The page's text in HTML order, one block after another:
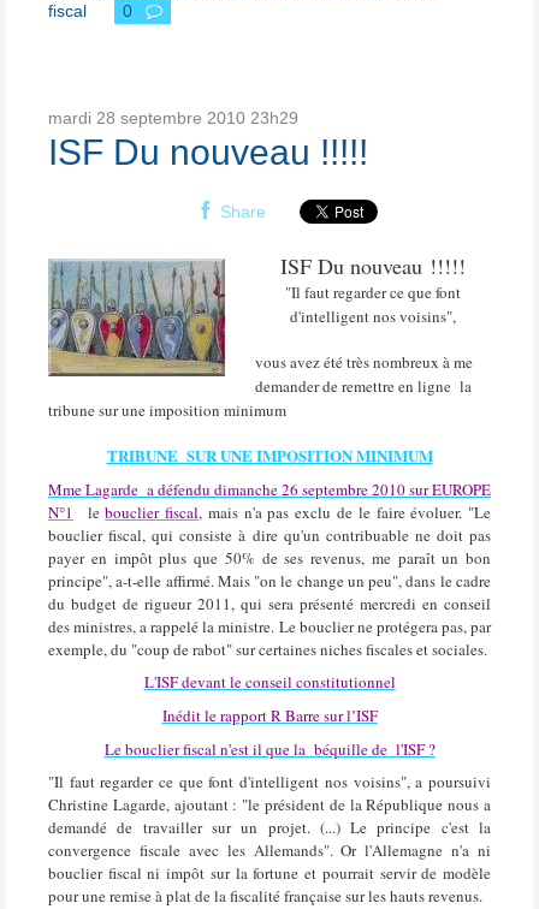
fiscal
0
mardi 28 septembre 2010 23h29
ISF Du nouveau !!!!!
Share
ISF Du nouveau !!!!!
"Il faut regarder ce que font
d'intelligent nos voisins",
vous avez été très nombreux à me
demander de remettre en ligne la
tribune sur une imposition minimum
TRIBUNE SUR UNE IMPOSITION MINIMUM
Mme Lagarde a défendu dimanche 26 septembre 2010 sur EUROPE
N°1
lebouclier fiscal, mais n'a pas exclu de le faire évoluer. "Le
bouclier fiscal, qui consiste à dire qu'un contribuable ne doit pas
payer en impôt plus que 50% de ses revenus, me paraît un bon
principe", a-t-elle affirmé. Mais "on le change un peu", dans le cadre
du budget de rigueur 2011, qui sera présenté mercredi en conseil
des ministres, a rappelé la ministre. Le bouclier ne protégera pas, par
exemple, du "coup de rabot" sur certaines niches fiscales et sociales.
L'ISF devant le conseil constitutionnel
Inédit le rapport R Barre sur l’ISF
Le bouclier fiscal n'est il que la béquille de l'ISF ?
"Il faut regarder ce que font d'intelligent nos voisins", a poursuivi
Christine Lagarde, ajoutant : "le président de la République nous a
demandé de travailler sur un projet. (...)Le principe c'est la
convergence fiscale avec les Allemands". Or l'Allemagne n'a ni
bouclier fiscal ni impôt sur la fortune et pourrait servir de modèle
pour une remise à plat de la fiscalité française sur les hauts revenus.